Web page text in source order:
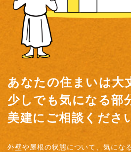
あなたの住まいは大
少しでも気になる部
美建にご相談くださ
外壁や屋根の状態について、気にな